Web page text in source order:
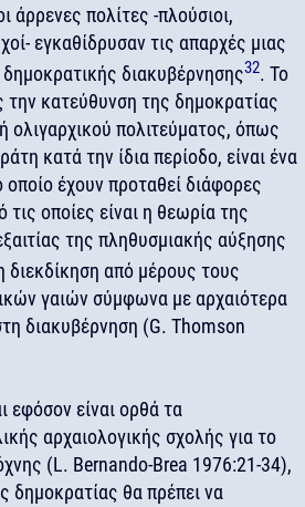
άρρενες πολίτες -πλούσιοι,
εγκαθίδρυσαν τις απαρχές μιας
διακυβέρνησης32. Το
την κατεύθυνση της δημοκρατίας
ολιγαρχικού πολιτεύματος, όπως
κατά την ίδια περίοδο, είναι ένα
έχουν προταθεί διάφορες
οποίες είναι η θεωρία της
της πληθυσμιακής αύξησης
διεκδίκηση από μέρους τους
γαιών σύμφωνα με αρχαιότερα
διακυβέρνηση (G. Thomson
εφόσον είναι ορθά τα
αρχαιολογικής σχολής για το
(L. Bernando-Brea 1976:21-34),
δημοκρατίας θα πρέπει να